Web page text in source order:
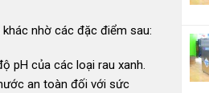
nhờ các đặc điểm sau:
pH của các loại rau xanh.
an toàn đối với sức